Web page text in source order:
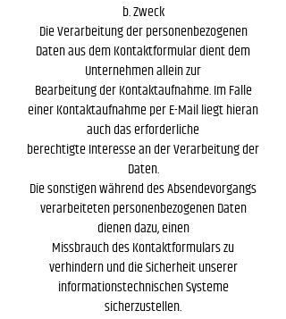
b. Zweck
Die Verarbeitung der personenbezogenen
Daten aus dem Kontaktformular dient dem
Unternehmen allein zur
Bearbeitung der Kontaktaufnahme. Im Falle
einer Kontaktaufnahme per E-Mail liegt hieran
auch das erforderliche
berechtigte Interesse an der Verarbeitung der
Daten.
Die sonstigen während des Absendevorgangs
verarbeiteten personenbezogenen Daten
dienen dazu, einen
Missbrauch des Kontaktformulars zu
verhindern und die Sicherheit unserer
informationstechnischen Systeme
sicherzustellen.